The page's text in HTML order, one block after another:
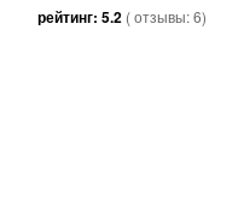
рейтинг: 5.2 ( отзывы:6)